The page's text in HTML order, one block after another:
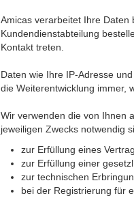
Amicas verarbeitet Ihre Daten
Kundendienstabteilung
Kontakt treten.
Daten wie Ihre IP-Adresse
die Weiterentwicklung immer,
Wir verwenden die von Ihnen
jeweiligen Zwecks notwendig
zur Erfüllung eines
zur Erfüllung einer
zur technischen
bei der Registrierung für